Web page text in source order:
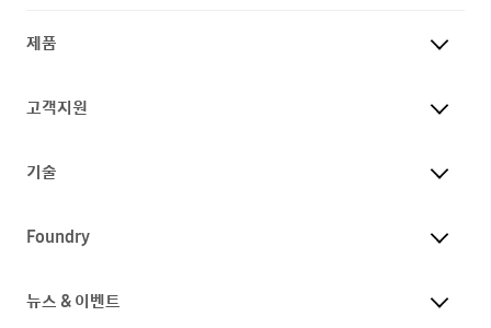
제품
고객지원
기술
Foundry
뉴스 & 이벤트